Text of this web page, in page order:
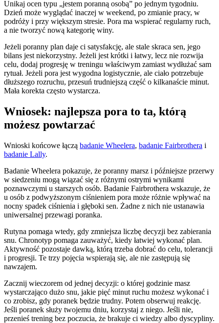
Unikaj ocen typu „jestem poranną osobą” po jednym tygodniu.
Dzień może wyglądać inaczej w weekend, po zmianie pracy, w
podróży i przy większym stresie. Pora ma wspierać regularny ruch,
a nie tworzyć nową kategorię winy.
Jeżeli poranny plan daje ci satysfakcję, ale stale skraca sen, jego
bilans jest niekorzystny. Jeżeli jest krótki i łatwy, lecz nie rozwija
celu, dodaj progresję w treningu właściwym zamiast wydłużać sam
rytuał. Jeżeli pora jest wygodna logistycznie, ale ciało potrzebuje
dłuższego rozruchu, przesuń trudniejszą część o kilkanaście minut.
Mała korekta często wystarcza.
Wniosek: najlepsza pora to ta, którą
możesz powtarzać
Wnioski końcowe łączą badanie Wheelera, badanie Fairbrothera i
badanie Lally.
Badanie Wheelera pokazuje, że poranny marsz i późniejsze przerwy
w siedzeniu mogą wiązać się z różnymi ostrymi wynikami
poznawczymi u starszych osób. Badanie Fairbrothera wskazuje, że
u osób z podwyższonym ciśnieniem pora może różnie wpływać na
nocny spadek ciśnienia i głęboki sen. Żadne z nich nie ustanawia
uniwersalnej przewagi poranka.
Rutyna pomaga wtedy, gdy zmniejsza liczbę decyzji bez zabierania
snu. Chronotyp pomaga zauważyć, kiedy łatwiej wykonać plan.
Aktywność pozostaje dawką, którą trzeba dobrać do celu, tolerancji
i progresji. Te trzy pojęcia wspierają się, ale nie zastępują się
nawzajem.
Zacznij wieczorem od jednej decyzji: o której godzinie masz
wystarczająco dużo snu, jakie pięć minut ruchu możesz wykonać i
co zrobisz, gdy poranek będzie trudny. Potem obserwuj reakcję.
Jeśli poranek służy twojemu dniu, korzystaj z niego. Jeśli nie,
przenieś trening bez poczucia, że brakuje ci wiedzy albo dyscypliny.